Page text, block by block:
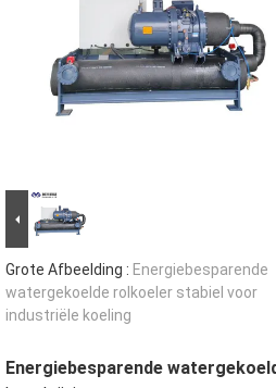
Grote Afbeelding : Energiebesparende
watergekoelde rolkoeler stabiel voor
industriële koeling
Energiebesparende